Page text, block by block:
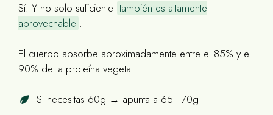
Sí. Y no solo suficiente también es altamente
aprovechable .
El cuerpo absorbe aproximadamente entre el 85% y el
90% de la proteína vegetal.
Si necesitas 60g → apunta a 65–70g